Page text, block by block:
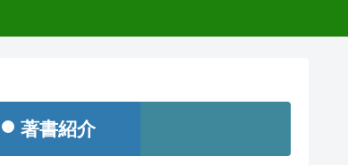
著書紹介